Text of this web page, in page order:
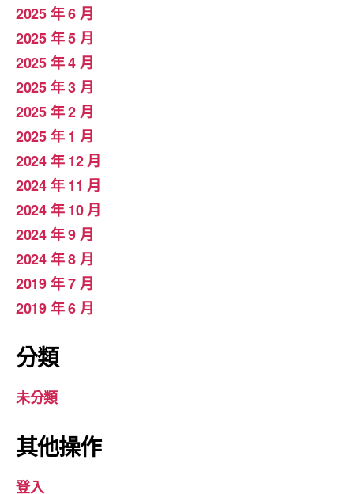
2025 年 6 月
2025 年 5 月
2025 年 4 月
2025 年 3 月
2025 年 2 月
2025 年 1 月
2024 年 12 月
2024 年 11 月
2024 年 10 月
2024 年 9 月
2024 年 8 月
2019 年 7 月
2019 年 6 月
分類
未分類
其他操作
登入